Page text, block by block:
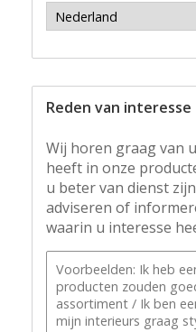
Reden van interesse
Wij horen graag van
heeft in onze
u beter van dienst
adviseren of
waarin u interesse